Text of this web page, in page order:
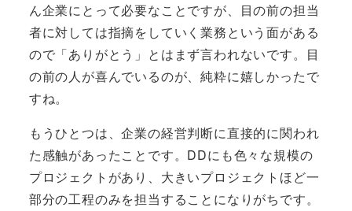
ん企業にとって必要なことですが、目の前の担当
者に対しては指摘をしていく業務という面がある
ので「ありがとう」とはまず言われないです。目
の前の人が喜んでいるのが、純粋に嬉しかったで
すね。
もうひとつは、企業の経営判断に直接的に関われ
た感触があったことです。DDにも色々な規模の
プロジェクトがあり、大きいプロジェクトほど一
部分の工程のみを担当することになりがちです。